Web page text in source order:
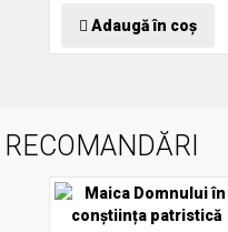
Adaugă în coș
RECOMANDĂRI